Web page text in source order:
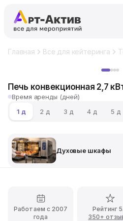
Главная Все для кейтеринга
Печь конвекционная 2,7
Время аренды (дней)
1 д
2 д 3 д 4 д 5 д
Духовые шкафы
Работаем с 2007
года
Рейтинг
350+